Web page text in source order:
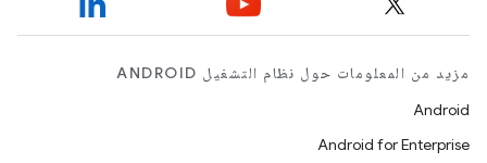
مزيد من المعلومات حول نظام التشغيل ANDROID
Android
Android for Enterprise